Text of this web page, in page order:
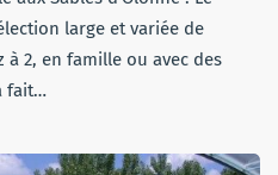
large et variée de
à 2, en famille ou avec des
fait…